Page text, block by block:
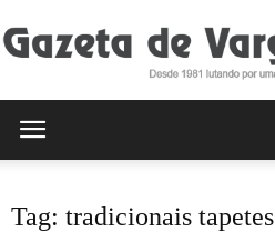
Tag: tradicionais tapetes